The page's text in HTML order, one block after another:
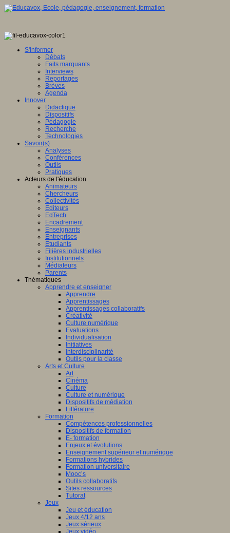
S'informer
Débats
Faits marquants
Interviews
Reportages
Brèves
Agenda
Innover
Didactique
Dispositifs
Pédagogie
Recherche
Technologies
Savoir(s)
Analyses
Conférences
Outils
Pratiques
Acteurs de l'éducation
Animateurs
Chercheurs
Collectivités
Editeurs
EdTech
Encadrement
Enseignants
Entreprises
Etudiants
Filières industrielles
Institutionnels
Médiateurs
Parents
Thématiques
Apprendre et enseigner
Apprendre
Apprentissages
Apprentissages collaboratifs
Créativité
Culture numérique
Evaluations
Individualisation
Initiatives
Interdisciplinarité
Outils pour la classe
Arts et Culture
Art
Cinéma
Culture
Culture et numérique
Dispositifs de médiation
Littérature
Formation
Compétences professionnelles
Dispositifs de formation
E- formation
Enjeux et évolutions
Enseignement supérieur et numérique
Formations hybrides
Formation universitaire
Mooc’s
Outils collaboratifs
Sites ressources
Tutorat
Jeux
Jeu et éducation
Jeux 4/12 ans
Jeux sérieux
Jeux vidéo